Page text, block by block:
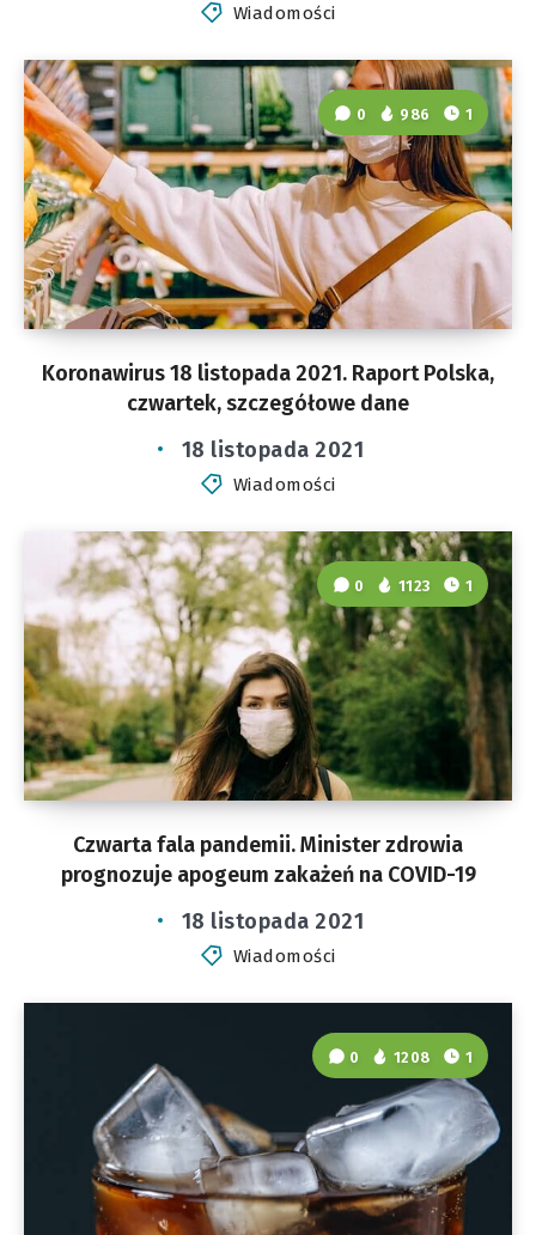
Wiadomości
Koronawirus 18 listopada 2021. Raport Polska,
czwartek, szczegółowe dane
0 986 1
18 listopada 2021
Wiadomości
Czwarta fala pandemii. Minister zdrowia
prognozuje apogeum zakażeń na COVID-19
0 1123 1
18 listopada 2021
Wiadomości
0 1208 1